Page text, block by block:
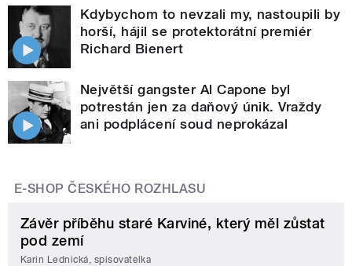
Kdybychom to nevzali my, nastoupili by
horší, hájil se protektorátní premiér
Richard Bienert
Největší gangster Al Capone byl
potrestán jen za daňový únik. Vraždy
ani podplácení soud neprokázal
E-SHOP ČESKÉHO ROZHLASU
Závěr příběhu staré Karviné, který měl zůstat
pod zemí
Karin Lednická, spisovatelka